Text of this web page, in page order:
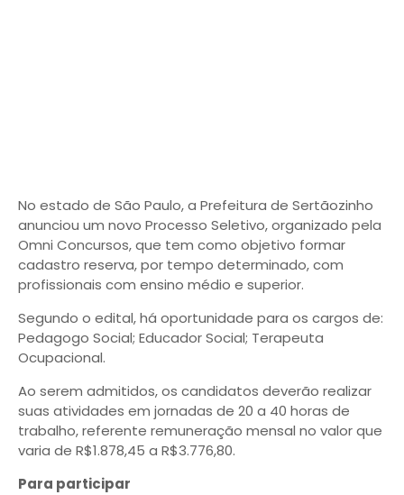
No estado de São Paulo, a Prefeitura de Sertãozinho
anunciou um novo Processo Seletivo, organizado pela
Omni Concursos, que tem como objetivo formar
cadastro reserva, por tempo determinado, com
profissionais com ensino médio e superior.
Segundo o edital, há oportunidade para os cargos de:
Pedagogo Social; Educador Social; Terapeuta
Ocupacional.
Ao serem admitidos, os candidatos deverão realizar
suas atividades em jornadas de 20 a 40 horas de
trabalho, referente remuneração mensal no valor que
varia de R$1.878,45 a R$3.776,80.
Para participar